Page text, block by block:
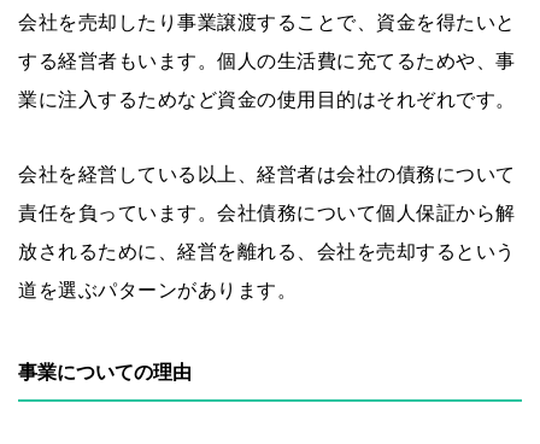
会社を売却したり事業譲渡することで、資金を得たいと
する経営者もいます。個人の生活費に充てるためや、事
業に注入するためなど資金の使用目的はそれぞれです。
会社を経営している以上、経営者は会社の債務について
責任を負っています。会社債務について個人保証から解
放されるために、経営を離れる、会社を売却するという
道を選ぶパターンがあります。
事業についての理由